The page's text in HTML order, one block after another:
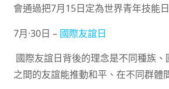
會通過把7月15日定為世界青年技能日
7月·30日 – 國際友誼日
國際友誼日背後的理念是不同種族
之間的友誼能推動和平、在不同群體